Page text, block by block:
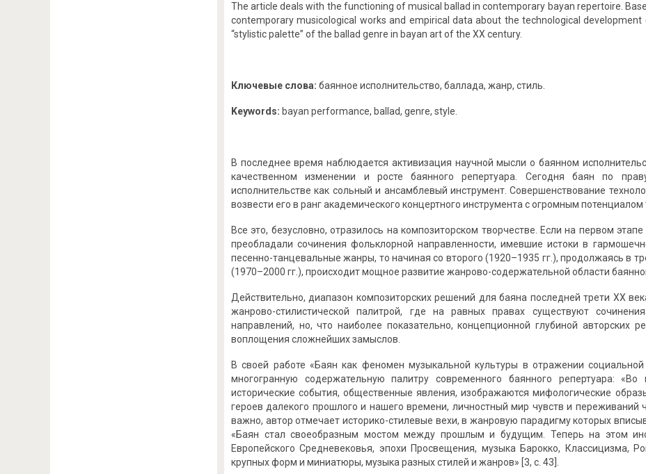
The article deals with the functioning of musical ballad in contemporary bayan repertoire.
contemporary musicological works and empirical data about the technological
“stylistic palette” of the ballad genre in bayan art of the XX century.
Ключевые слова: баянное исполнительство, баллада, жанр, стиль.
Keywords: bayan performance, ballad, genre, style.
В последнее время наблюдается активизация научной мысли о баянном
качественном изменении и росте баянного репертуара. Сегодня баян по
исполнительстве как сольный и ансамблевый инструмент. Совершенствование
возвести его в ранг академического концертного инструмента с огромным
Все это, безусловно, отразилось на композиторском творчестве. Если на первом
преобладали сочинения фольклорной направленности, имевшие истоки в
песенно-танцевальные жанры, то начиная со второго (1920–1935 гг.), продолжаясь в
(1970–2000 гг.), происходит мощное развитие жанрово-содержательной области
Действительно, диапазон композиторских решений для баяна последней трети ХХ
жанрово-стилистической палитрой, где на равных правах существуют
направлений, но, что наиболее показательно, концепционной глубиной авторских
воплощения сложнейших замыслов.
В своей работе «Баян как феномен музыкальной культуры в отражении
многогранную содержательную палитру современного баянного репертуара:
исторические события, общественные явления, изображаются мифологические
героев далекого прошлого и нашего времени, личностный мир чувств и переживаний
важно, автор отмечает историко-стилевые вехи, в жанровую парадигму которых
«Баян стал своеобразным мостом между прошлым и будущим. Теперь на этом
Европейского Средневековья, эпохи Просвещения, музыка Барокко, Классицизма,
крупных форм и миниатюры, музыка разных стилей и жанров» [3, с. 43].